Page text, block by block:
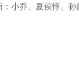
乔、夏侯惇、孙